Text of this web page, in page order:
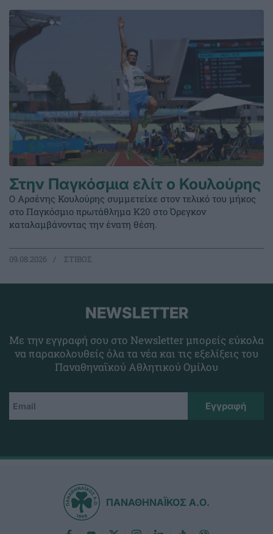
Στην Παγκόσμια ελίτ ο Κουλούρης
Ο Αρσένης Κουλούρης συμμετείχε στον τελικό του μήκος
στο Παγκόσμιο πρωτάθλημα Κ20 στο Όρεγκον
καταλαμβάνοντας την ένατη θέση.
09.08.2026 ΣΤΙΒΟΣ
NEWSLETTER
Με την εγγραφή σου στο Newsletter μπορείς εύκολα
να παρακολουθείς όλα τα νέα και τις εξελίξεις του
Παναθηναϊκού Αθλητικού Ομίλου
ΠΑΝΑΘΗΝΑΪΚΟΣ Α.Ο.